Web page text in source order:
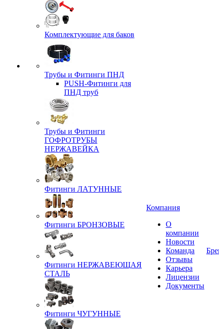
Комплектующие для баков
Трубы и Фитинги ПНД
PUSH-Фитинги для
ПНД труб
Трубы и Фитинги
ГОФРОТРУБЫ
НЕРЖАВЕЙКА
Фитинги ЛАТУННЫЕ
Фитинги БРОНЗОВЫЕ
Фитинги НЕРЖАВЕЮЩАЯ
СТАЛЬ
Фитинги ЧУГУННЫЕ
Компания
О
компании
Новости
Команда
Отзывы
Карьера
Лицензии
Документы